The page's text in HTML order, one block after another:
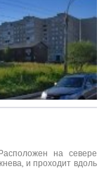
на севере
и проходит вдоль